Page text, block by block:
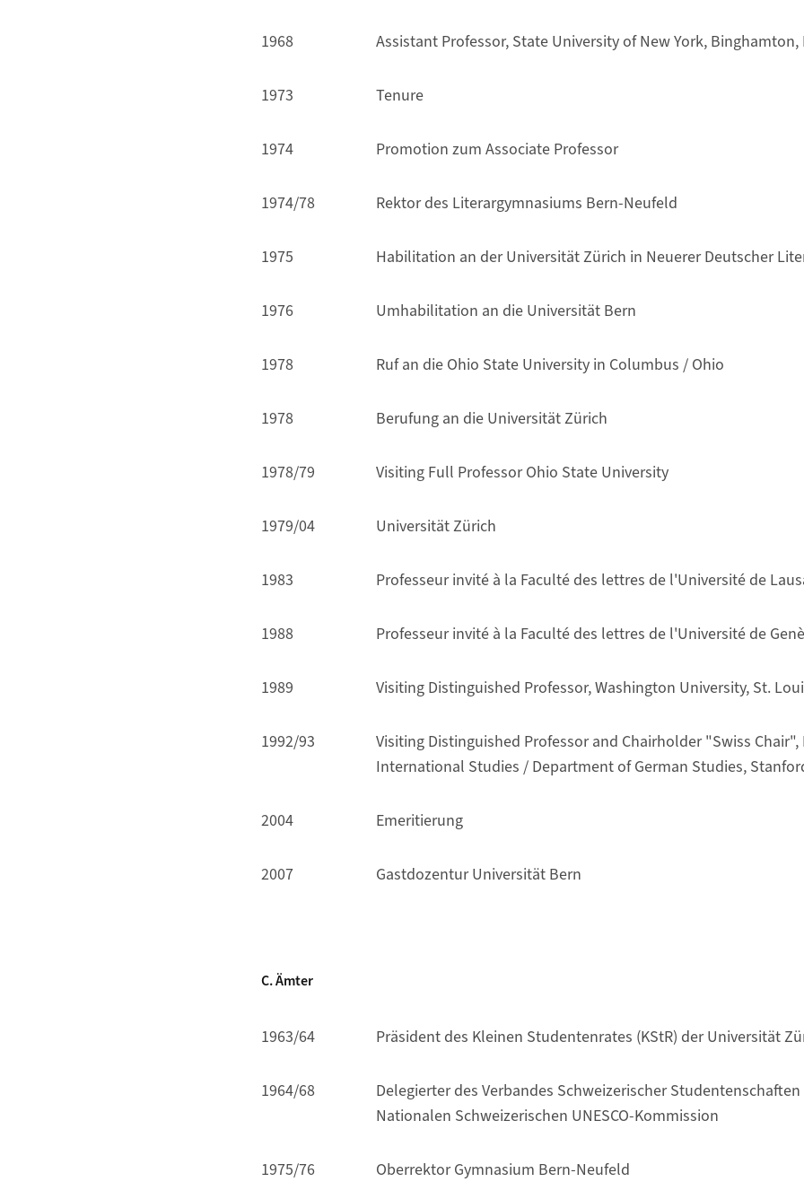
1968 Assistant Professor, State University of New York, Binghamton,
1973 Tenure
1974 Promotion zum Associate Professor
1974/78 Rektor des Literargymnasiums Bern-Neufeld
1975 Habilitation an der Universität Zürich in Neuerer Deutscher
1976 Umhabilitation an die Universität Bern
1978 Ruf an die Ohio State University in Columbus / Ohio
1978 Berufung an die Universität Zürich
1978/79 Visiting Full Professor Ohio State University
1979/04 Universität Zürich
1983 Professeur invité à la Faculté des lettres de l'Université de
1988 Professeur invité à la Faculté des lettres de l'Université de
1989 Visiting Distinguished Professor, Washington University, St.
1992/93
Visiting Distinguished Professor and Chairholder "Swiss
International Studies / Department of German Studies,
2004 Emeritierung
2007 Gastdozentur Universität Bern
C. Ämter
1963/64 Präsident des Kleinen Studentenrates (KStR) der Universität
1964/68
Delegierter des Verbandes Schweizerischer Studentenschaften
Nationalen Schweizerischen UNESCO-Kommission
1975/76 Oberrektor Gymnasium Bern-Neufeld